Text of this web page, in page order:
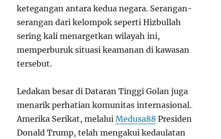
ketegangan antara kedua negara. Serangan-
serangan dari kelompok seperti Hizbullah
sering kali menargetkan wilayah ini,
memperburuk situasi keamanan di kawasan
tersebut.
Ledakan besar di Dataran Tinggi Golan juga
menarik perhatian komunitas internasional.
Amerika Serikat, melaluiMedusa88 Presiden
Donald Trump, telah mengakui kedaulatan